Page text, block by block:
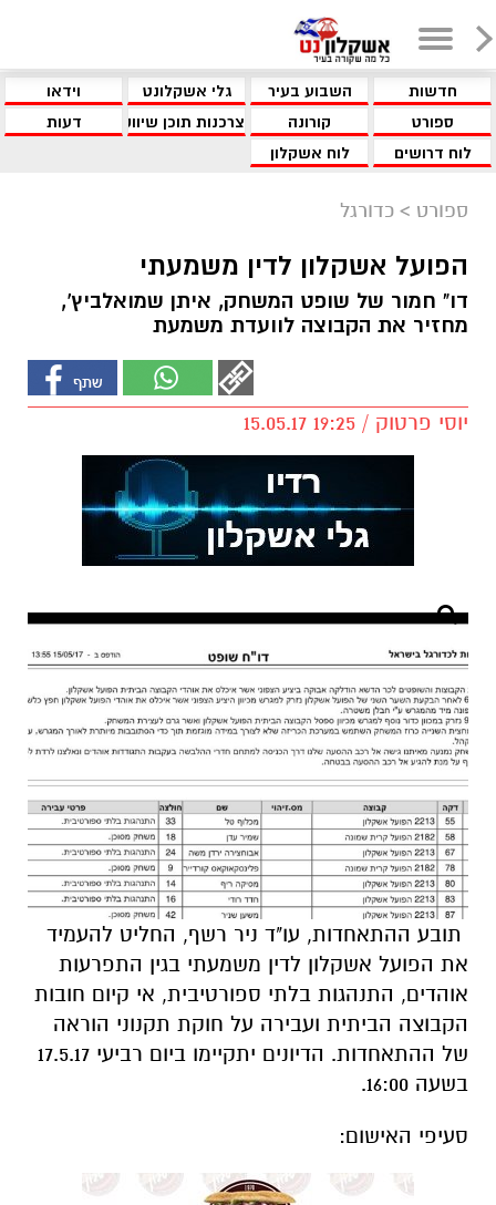
חדשות השבוע בעיר גלי אשקלונט
וידאו
ספורט
קורונה צרכנות תוכן שיווקי
דעות
לוח דרושים
לוח אשקלון
ספורט > כדורגל
הפועל אשקלון לדין משמעתי
דו" חמור של שופט המשחק, איתן שמואלביץ',
מחזיר את הקבוצה לוועדת משמעת
יוסי פרטוק / 19:25 15.05.17
תובע ההתאחדות, עו"ד ניר רשף, החליט להעמיד
את הפועל אשקלון לדין משמעתי בגין התפרעות
אוהדים, התנהגות בלתי ספורטיבית, אי קיום חובות
הקבוצה הביתית ועבירה על חוקת תקנוני הוראה
של ההתאחדות. הדיונים יתקיימו ביום רביעי 17.5.17
בשעה 16:00.
סעיפי האישום: